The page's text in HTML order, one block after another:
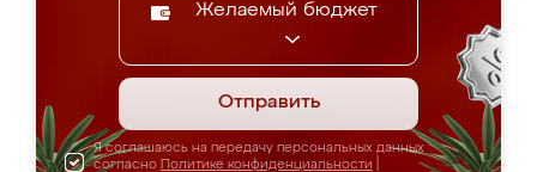
Желаемый бюджет
Отправить
Я соглашаюсь на передачу персональных данных
согласно Политике конфиденциальности